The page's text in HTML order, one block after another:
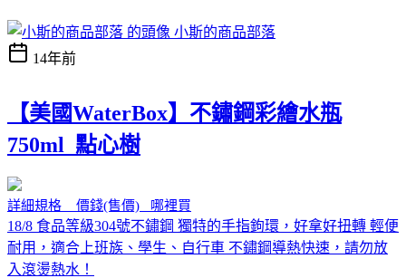
小斯的商品部落
14年前
【美國WaterBox】不鏽鋼彩繪水瓶
750ml_點心樹
詳細規格 價錢(售價) 哪裡買
18/8 食品等級304號不鏽鋼 獨特的手指鉤環，好拿好扭轉 輕便
耐用，適合上班族、學生、自行車 不鏽鋼導熱快速，請勿放
入滾燙熱水！